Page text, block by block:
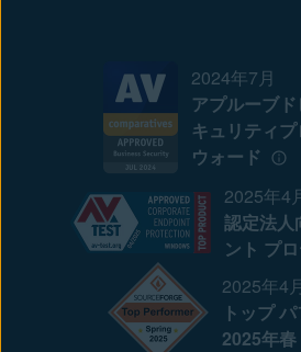
2024年7月
アプルーブ
キュリティ
ウォード
2025年4
認定法人
ント プ
2025年4月
トップ
2025年春